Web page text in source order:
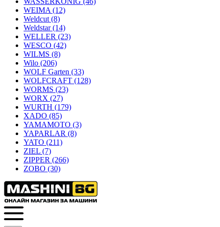
WEIMA (12)
Weldcut (8)
Weldstar(14)
WELLER (23)
WESCO (42)
WILMS (8)
Wilo (206)
WOLF Garten (33)
WOLFCRAFT (128)
WORMS (23)
WORX (27)
WURTH (179)
XADO (85)
YAMAMOTO (3)
YAPARLAR (8)
YATO (211)
ZIEL (7)
ZIPPER (266)
ZOBO (30)